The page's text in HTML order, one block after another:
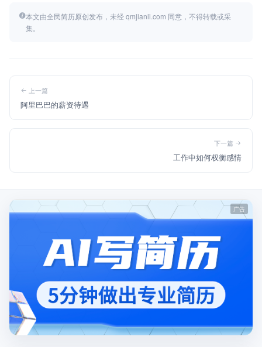
本文由全民简历原创发布，未经 qmjianli.com 同意，不得转载或采
集。
上一篇
阿里巴巴的薪资待遇
下一篇
工作中如何权衡感情